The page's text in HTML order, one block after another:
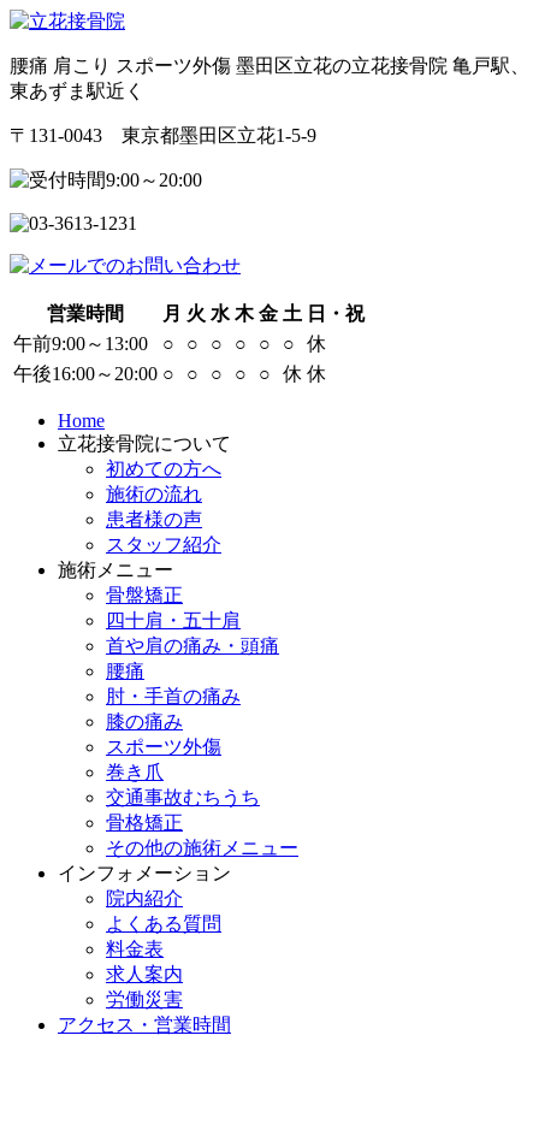
腰痛 肩こり スポーツ外傷 墨田区立花の立花接骨院 亀戸駅、
東あずま駅近く
〒131-0043 東京都墨田区立花1-5-9
営業時間 月 火 水 木 金 土 日・祝
午前9:00～13:00
○ ○ ○ ○ ○ ○
休
午後16:00～20:00 ○ ○ ○ ○ ○ 休 休
Home
立花接骨院について
初めての方へ
施術の流れ
患者様の声
スタッフ紹介
施術メニュー
骨盤矯正
四十肩・五十肩
首や肩の痛み・頭痛
腰痛
肘・手首の痛み
膝の痛み
スポーツ外傷
巻き爪
交通事故むちうち
骨格矯正
その他の施術メニュー
インフォメーション
院内紹介
よくある質問
料金表
求人案内
労働災害
アクセス・営業時間